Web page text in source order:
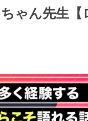
ゃん先生【